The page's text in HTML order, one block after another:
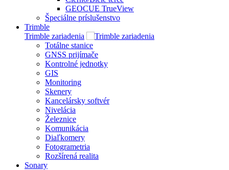
GEOCUE TrueView
Špeciálne príslušenstvo
Trimble
Trimble zariadenia
Totálne stanice
GNSS prijímače
Kontrolné jednotky
GIS
Monitoring
Skenery
Kancelársky softvér
Nivelácia
Železnice
Komunikácia
Diaľkomery
Fotogrametria
Rozšírená realita
Sonary